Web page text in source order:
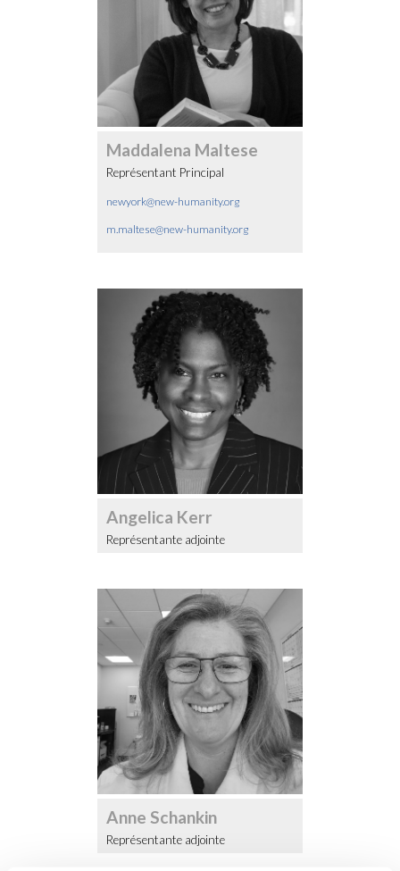
Maddalena Maltese
Représentant Principal
newyork@new-humanity.org
m.maltese@new-humanity.org
Angelica Kerr
Représentante adjointe
Anne Schankin
Représentante adjointe